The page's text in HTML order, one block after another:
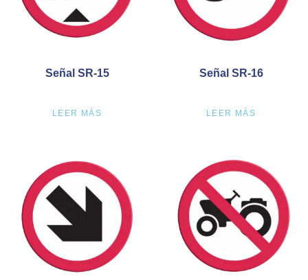
Señal SR-15
LEER MÁS
Señal SR-16
LEER MÁS